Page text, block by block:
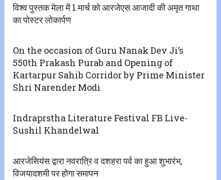
विश्व पुस्तक मेला में 1 मार्च को आरजेएस आजादी की अमृत गाथा
का पोस्टर लोकार्पण
On the occasion of Guru Nanak Dev Ji’s
550th Prakash Purab and Opening of
Kartarpur Sahib Corridor by Prime Minister
Shri Narender Modi
Indraprstha Literature Festival FB Live-
Sushil Khandelwal
आरजेसियंस द्वारा नवरात्रि व दशहरा पर्व का हुआ शुभारंभ,
विजयादशमी पर होगा समापन